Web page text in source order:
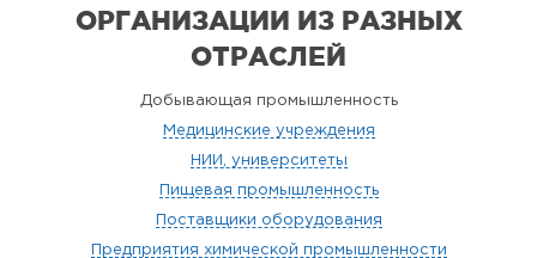
ОРГАНИЗАЦИИ ИЗ РАЗНЫХ
ОТРАСЛЕЙ
Добывающая промышленность
Медицинские учреждения
НИИ, университеты
Пищевая промышленность
Поставщики оборудования
Предприятия химической промышленности